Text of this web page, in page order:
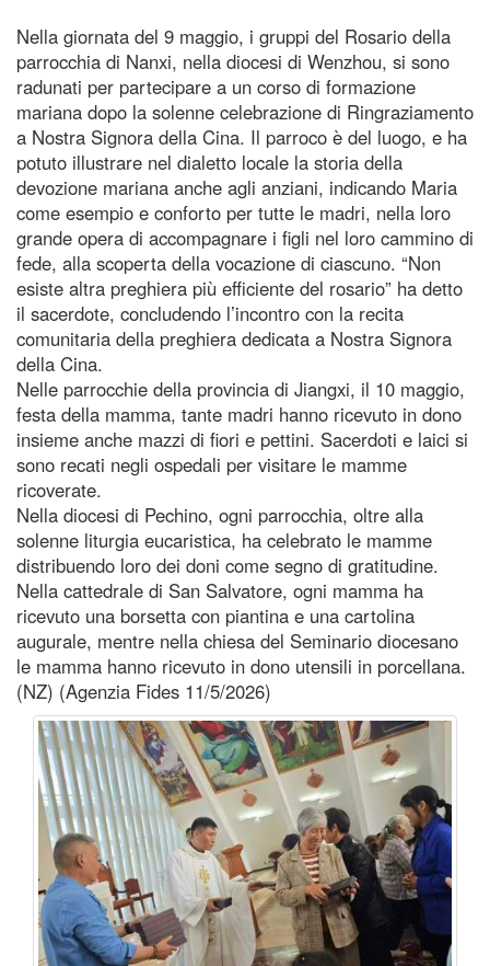
Nella giornata del 9 maggio, i gruppi del Rosario della
parrocchia di Nanxi, nella diocesi di Wenzhou, si sono
radunati per partecipare a un corso di formazione
mariana dopo la solenne celebrazione di Ringraziamento
a Nostra Signora della Cina. Il parroco è del luogo, e ha
potuto illustrare nel dialetto locale la storia della
devozione mariana anche agli anziani, indicando Maria
come esempio e conforto per tutte le madri, nella loro
grande opera di accompagnare i figli nel loro cammino di
fede, alla scoperta della vocazione di ciascuno. “Non
esiste altra preghiera più efficiente del rosario” ha detto
il sacerdote, concludendo l’incontro con la recita
comunitaria della preghiera dedicata a Nostra Signora
della Cina.
Nelle parrocchie della provincia di Jiangxi, il 10 maggio,
festa della mamma, tante madri hanno ricevuto in dono
insieme anche mazzi di fiori e pettini. Sacerdoti e laici si
sono recati negli ospedali per visitare le mamme
ricoverate.
Nella diocesi di Pechino, ogni parrocchia, oltre alla
solenne liturgia eucaristica, ha celebrato le mamme
distribuendo loro dei doni come segno di gratitudine.
Nella cattedrale di San Salvatore, ogni mamma ha
ricevuto una borsetta con piantina e una cartolina
augurale, mentre nella chiesa del Seminario diocesano
le mamma hanno ricevuto in dono utensili in porcellana.
(NZ) (Agenzia Fides 11/5/2026)